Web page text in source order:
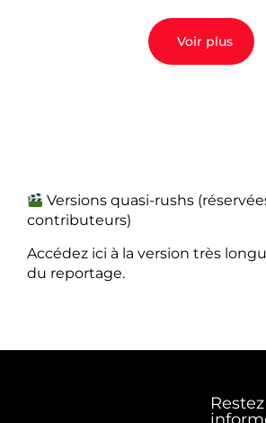
Voir plus
Versions quasi-rushs
contributeurs)
Accédez ici à la version très
du reportage.
Restez